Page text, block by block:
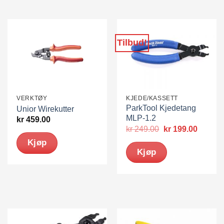
VERKTØY
Unior Wirekutter
kr 459.00
Kjøp
Tilbud!
KJEDE/KASSETT
ParkTool Kjedetang
MLP-1.2
kr249.00 Opprinnelig
var:
kr 249.00.
kr 199.00
Kjøp